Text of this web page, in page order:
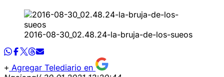
2016-08-30_02.48.24-la-bruja-de-los-sueos
Agregar Telediario en